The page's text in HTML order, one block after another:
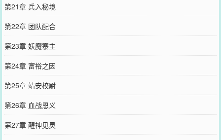
第21章 兵入秘境
第22章 团队配合
第23章 妖魔寨主
第24章 富裕之因
第25章 靖安校尉
第26章 血战恩义
第27章 醒神见灵